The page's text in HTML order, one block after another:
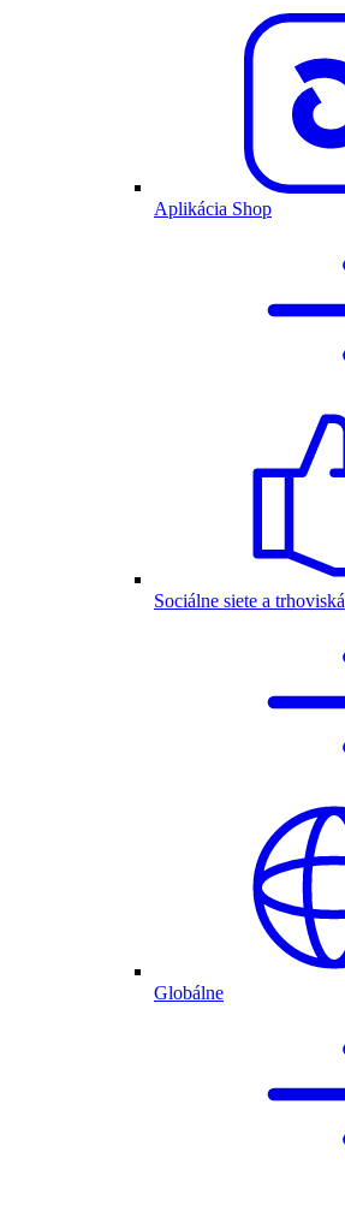
Aplikácia Shop
Sociálne siete a trhoviská
Globálne